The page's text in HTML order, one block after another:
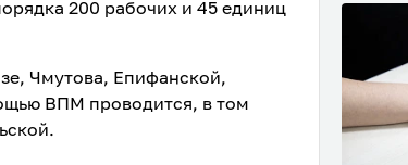
200 рабочих и 45 единиц
Чмутова, Епифанской,
ВПМ проводится, в том